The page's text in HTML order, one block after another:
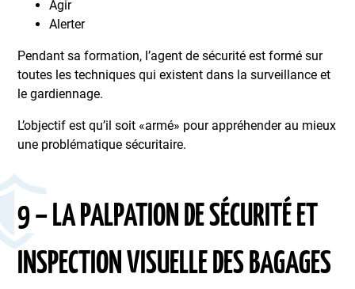
Agir
Alerter
Pendant sa formation, l’agent de sécurité est formé sur
toutes les techniques qui existent dans la surveillance et
le gardiennage.
L’objectif est qu’il soit «armé» pour appréhender au mieux
une problématique sécuritaire.
9 – LA PALPATION DE SÉCURITÉ ET
INSPECTION VISUELLE DES BAGAGES